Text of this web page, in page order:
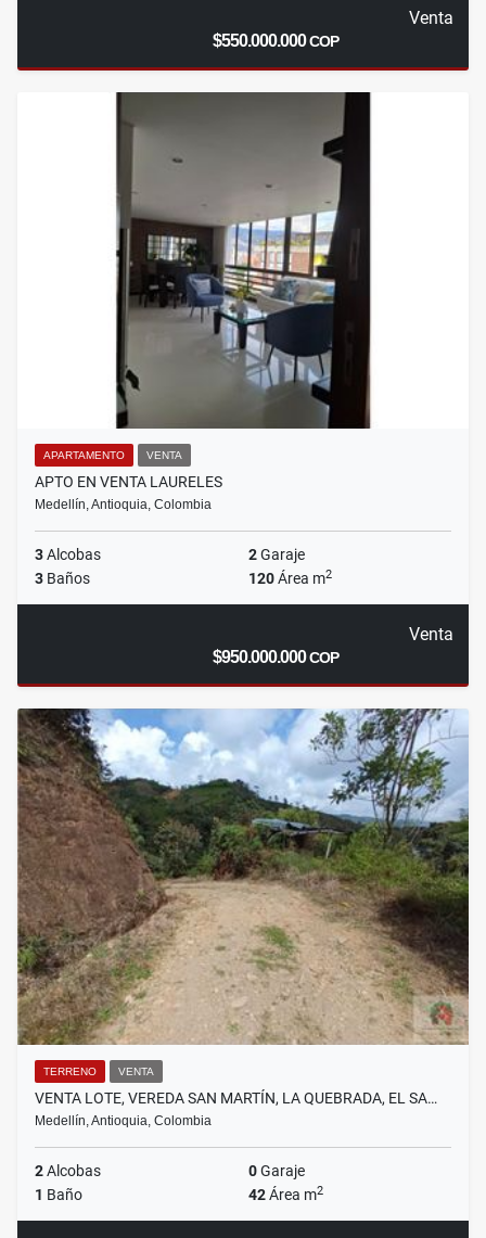
Venta
$550.000.000COP
APARTAMENTO VENTA
APTO EN VENTA LAURELES
Medellín, Antioquia, Colombia
3Alcobas 2Garaje
3 Baños 120Área m2
Venta
$950.000.000COP
TERRENO VENTA
VENTA LOTE, VEREDA SAN MARTÍN, LA QUEBRADA, EL SA…
Medellín, Antioquia, Colombia
2Alcobas 0Garaje
1 Baño 42Área m2